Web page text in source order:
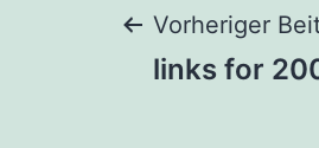
Vorheriger
links for